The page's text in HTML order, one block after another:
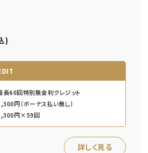
)
長60回特別無金利クレジット
円（ボーナス払い無し）
円×59回
詳しく見る